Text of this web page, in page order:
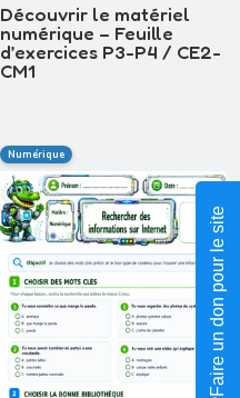
Découvrir le matériel
numérique – Feuille
d’exercices P3-P4 / CE2-
CM1
Numérique
Faire un don pour le site